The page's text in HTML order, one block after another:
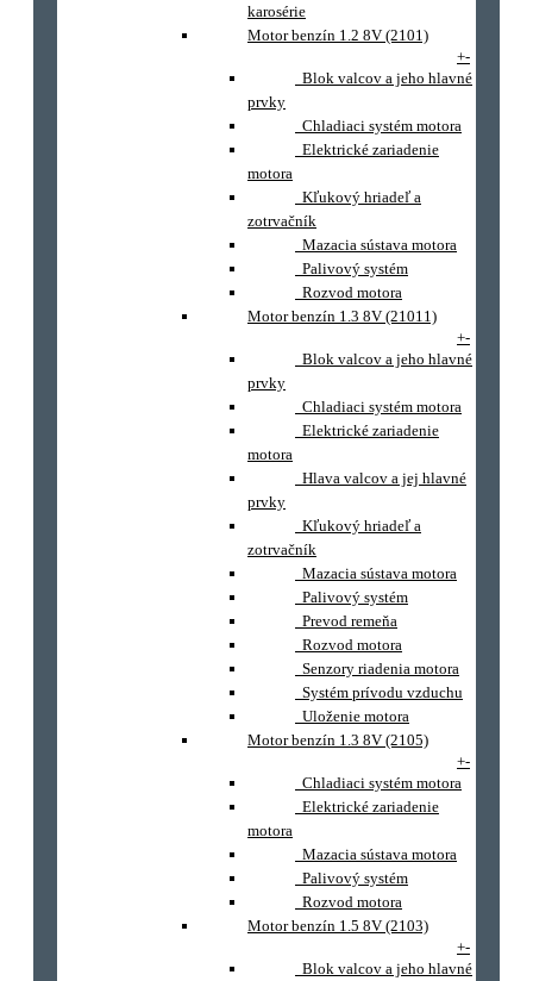
karosérie
Motor benzín 1.2 8V (2101)
+-
Blok valcov a jeho hlavné
prvky
Chladiaci systém motora
Elektrické zariadenie
motora
Kľukový hriadeľ a
zotrvačník
Mazacia sústava motora
Palivový systém
Rozvod motora
Motor benzín 1.3 8V (21011)
+-
Blok valcov a jeho hlavné
prvky
Chladiaci systém motora
Elektrické zariadenie
motora
Hlava valcov a jej hlavné
prvky
Kľukový hriadeľ a
zotrvačník
Mazacia sústava motora
Palivový systém
Prevod remeňa
Rozvod motora
Senzory riadenia motora
Systém prívodu vzduchu
Uloženie motora
Motor benzín 1.3 8V (2105)
+-
Chladiaci systém motora
Elektrické zariadenie
motora
Mazacia sústava motora
Palivový systém
Rozvod motora
Motor benzín 1.5 8V (2103)
+-
Blok valcov a jeho hlavné